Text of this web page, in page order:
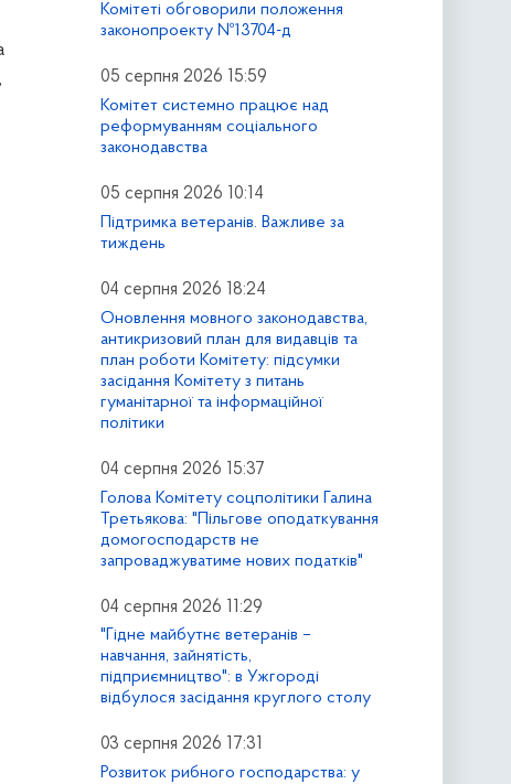
Комітеті обговорили положення
законопроекту №13704-д
05 серпня 2026 15:59
Комітет системно працює над
реформуванням соціального
законодавства
05 серпня 2026 10:14
Підтримка ветеранів. Важливе за
тиждень
04 серпня 2026 18:24
Оновлення мовного законодавства,
антикризовий план для видавців та
план роботи Комітету: підсумки
засідання Комітету з питань
гуманітарної та інформаційної
політики
04 серпня 2026 15:37
Голова Комітету соцполітики Галина
Третьякова: "Пільгове оподаткування
домогосподарств не
запроваджуватиме нових податків"
04 серпня 2026 11:29
"Гідне майбутнє ветеранів –
навчання, зайнятість,
підприємництво": в Ужгороді
відбулося засідання круглого столу
03 серпня 2026 17:31
Розвиток рибного господарства: у